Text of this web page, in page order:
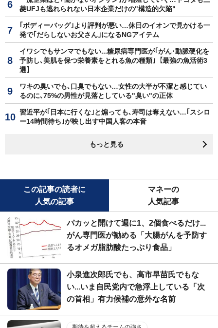
菱UFJも逃れられない日本企業だけの"構造的欠陥"
｢ボディーバッグ｣より評判が悪い…休日のイオンで見かける一
発で｢だらしないお父さん｣になるNGアイテム
イワシでもサンマでもない...糖尿病専門医が｢がん･動脈硬化を
予防し､美肌を保つ栄養素をとれる魚の種類｣【最強の魚活術3
選】
ワキの臭いでも､口臭でもない…女性の大半が不潔と感じてい
るのに､75%の男性が見落としている"臭い"の正体
習近平が｢日本に行くな｣と煽っても､寿司は奪えない…｢スシロ
ー14時間待ち｣が映し出す中国人客の本音
もっと見る
この記事の読者に
人気の記事
マネーの
人気記事
パカッと開けて週に1、2個食べるだけ...
がん専門医が勧める「大腸がんを予防す
るオメガ脂肪酸たっぷり食品」
小泉進次郎氏でも、高市早苗氏でもな
い...いま自民党内で急浮上している「次
の首相」有力候補の意外な名前